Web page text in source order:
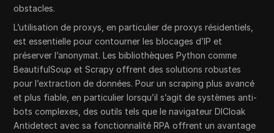
obstacles.
L’utilisation de proxys, en particulier de proxys résidentiels,
est essentielle pour contourner les blocages d’IP et
préserver l’anonymat. Les bibliothèques Python comme
BeautifulSoup et Scrapy offrent des solutions robustes
pour l’extraction de données. Pour un scraping plus avancé
et plus fiable, en particulier lorsqu’il s’agit de systèmes anti-
bots complexes, des outils tels que le navigateur DICloak
Antidetect avec sa fonctionnalité RPA offrent un avantage